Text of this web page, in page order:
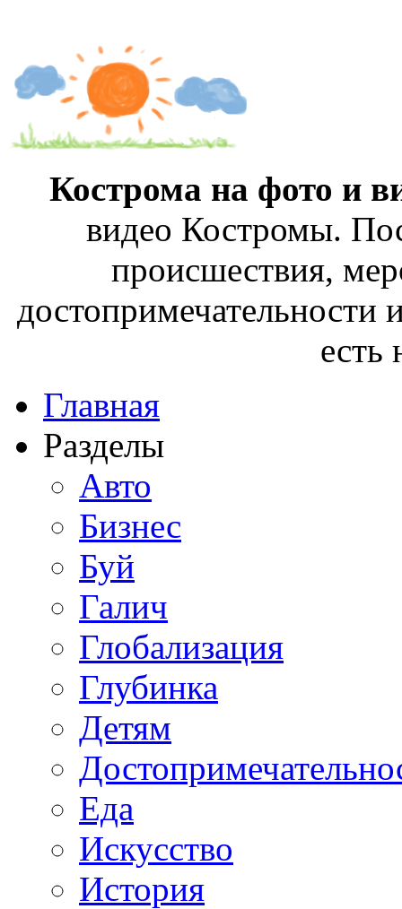
Кострома на фото и
видео Костромы.
происшествия,
достопримечательности
есть
Главная
Разделы
Авто
Бизнес
Буй
Галич
Глобализация
Глубинка
Детям
Еда
Искусство
История